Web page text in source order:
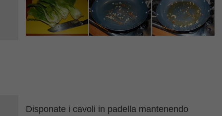
Disponate i cavoli in padella mantenendo